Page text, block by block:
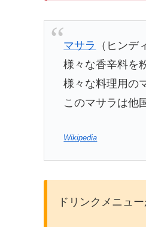
マサラ
（ヒン
様々な香辛料を
様々な料理用の
このマサラは他
Wikipedia
ドリンクメニュ